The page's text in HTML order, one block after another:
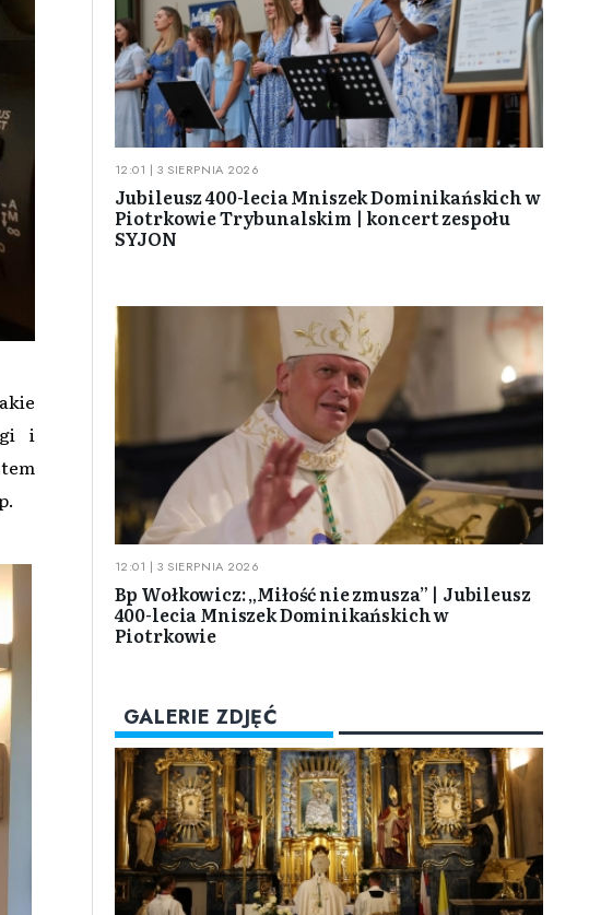
i
12:01 | 3 SIERPNIA 2026
Jubileusz 400-lecia Mniszek Dominikańskich w
Piotrkowie Trybunalskim | koncert zespołu
SYJON
12:01 | 3 SIERPNIA 2026
Bp Wołkowicz: „Miłość nie zmusza” | Jubileusz
400-lecia Mniszek Dominikańskich w
Piotrkowie
GALERIE ZDJĘĆ